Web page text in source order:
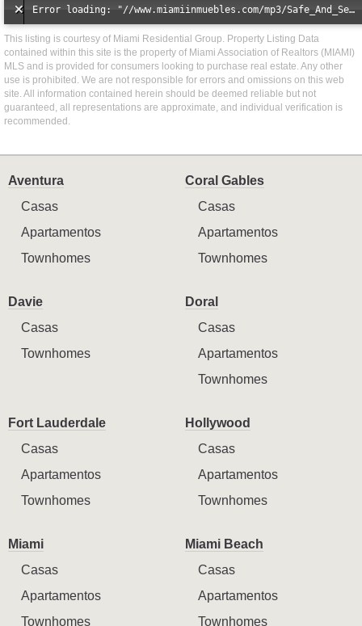
Error loading: "//www.miamiinmuebles.com/mp3/Safe_And_Secure_full_mix_mp3.mp3"
This listing is courtesy of Miami Residential Group. Property Listing Data
contained within this site is the property of Miami Association of Realtors (MIAMI)
MLS and is provided for consumers looking to purchase real estate. Any other
use is prohibited. We are not responsible for errors and omissions on this web
site. All information contained herein should be deemed reliable but not
guaranteed, all representations are approximate, and individual verification is
recommended.
Aventura
Casas
Apartamentos
Townhomes
Coral Gables
Casas
Apartamentos
Townhomes
Davie
Casas
Townhomes
Doral
Casas
Apartamentos
Townhomes
Fort Lauderdale
Casas
Apartamentos
Townhomes
Hollywood
Casas
Apartamentos
Townhomes
Miami
Casas
Apartamentos
Townhomes
Miami Beach
Casas
Apartamentos
Townhomes